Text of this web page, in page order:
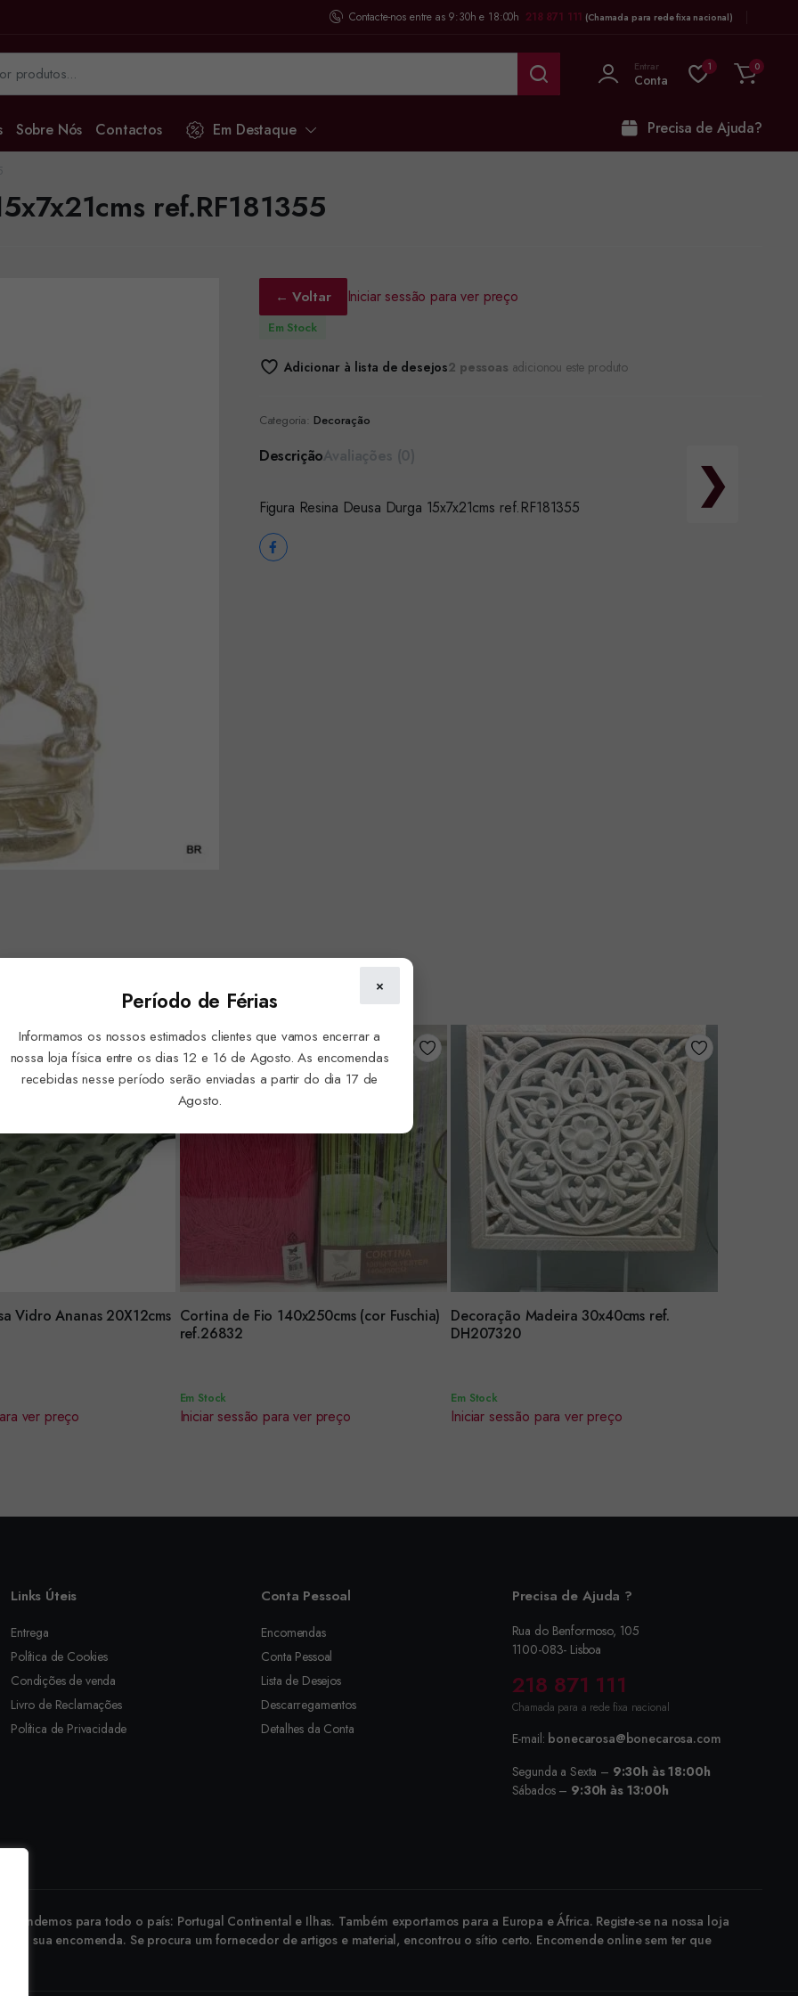
Contacte-nos entre as 9:30h e 18:00h 218 871 111 (Chamada para rede fixa nacional)
Entrar
Conta
1 0
Sobre Nós Contactos Em Destaque Precisa de Ajuda?
ref.RF181355
❯
← Voltar Iniciar sessão para ver preço
Em Stock
Adicionar à lista de desejos2 pessoas adicionou este produto
Categoria: Decoração
Descrição
Figura Resina Deusa Durga 15x7x21cms ref.RF181355
Vidro Ananas 20X12cms
ver preço
Cortina de Fio 140x250cms (cor Fuschia)
ref.26832
Encomendar
Em Stock
Iniciar sessão para ver preço
Decoração Madeira 30x40cms ref.
DH207320
Encomendar
Em Stock
Iniciar sessão para ver preço
Links Úteis
Entrega
Política de Cookies
Condições de venda
Livro de Reclamações
Política de Privacidade
Conta Pessoal
Encomendas
Conta Pessoal
Lista de Desejos
Descarregamentos
Detalhes da Conta
Precisa de Ajuda ?
Rua do Benformoso, 105
1100-083- Lisboa
218 871 111
Chamada para a rede fixa nacional
E-mail: bonecarosa@bonecarosa.com
Segunda a Sexta – 9:30h às 18:00h
Sábados – 9:30h às 13:00h
para todo o país: Portugal Continental e Ilhas. Também exportamos para a Europa e África. Registe-se na nossa loja
a sua encomenda. Se procura um fornecedor de artigos e material, encontrou o sítio certo. Encomende online sem ter que
×
Período de Férias
Informamos os nossos estimados clientes que vamos encerrar a
nossa loja física entre os dias 12 e 16 de Agosto. As encomendas
recebidas nesse período serão enviadas a partir do dia 17 de
Agosto.